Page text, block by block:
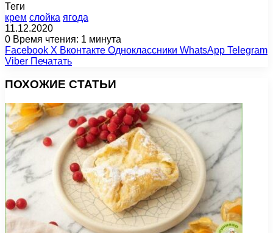
Теги
крем слойка ягода
11.12.2020
0 Время чтения: 1 минута
Facebook X Вконтакте Одноклассники WhatsApp Telegram
Viber Печатать
ПОХОЖИЕ СТАТЬИ